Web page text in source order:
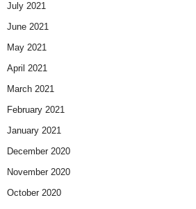
July 2021
June 2021
May 2021
April 2021
March 2021
February 2021
January 2021
December 2020
November 2020
October 2020